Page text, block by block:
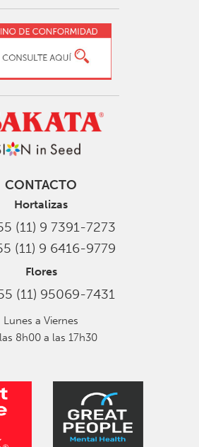
CONTACTO
Hortalizas
(11) 9 7391-7273
(11) 9 6416-9779
Flores
(11) 95069-7431
Lunes a Viernes
8h00 a las 17h30